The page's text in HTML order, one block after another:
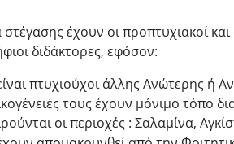
στέγασης έχουν οι προπτυχιακοί
διδάκτορες, εφόσον:
πτυχιούχοι άλλης Ανώτερης ή
τους έχουν μόνιμο τόπο
οι περιοχές : Σαλαμίνα,